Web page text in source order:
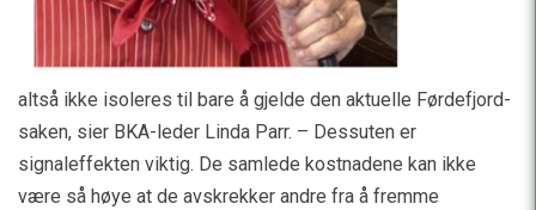
altså ikke isoleres til bare å gjelde den aktuelle Førdefjord-
saken, sier BKA-leder Linda Parr. – Dessuten er
signaleffekten viktig. De samlede kostnadene kan ikke
være så høye at de avskrekker andre fra å fremme